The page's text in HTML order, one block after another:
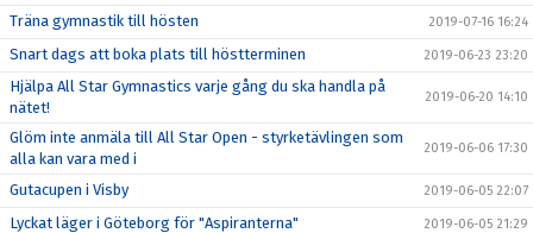
Träna gymnastik till hösten 2019-07-16 16:24
Snart dags att boka plats till höstterminen 2019-06-23 23:20
Hjälpa All Star Gymnastics varje gång du ska handla på
nätet!
2019-06-20 14:10
Glöm inte anmäla till All Star Open - styrketävlingen som
alla kan vara med i
2019-06-06 17:30
Gutacupen i Visby 2019-06-05 22:07
Lyckat läger i Göteborg för "Aspiranterna" 2019-06-05 21:29